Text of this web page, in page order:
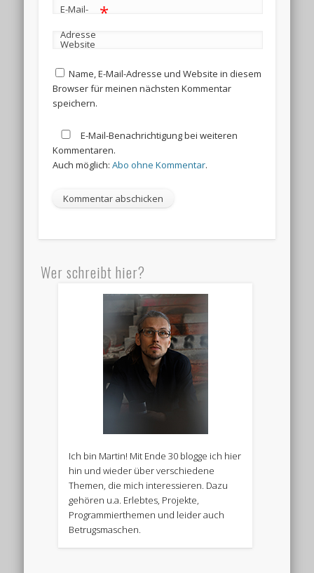
E-Mail-
Adresse
*
Website
Name, E-Mail-Adresse und Website in diesem
Browser für meinen nächsten Kommentar
speichern.
E-Mail-Benachrichtigung bei weiteren
Kommentaren.
Auch möglich: Abo ohne Kommentar.
Wer schreibt hier?
Ich bin Martin! Mit Ende 30 blogge ich hier
hin und wieder über verschiedene
Themen, die mich interessieren. Dazu
gehören u.a. Erlebtes, Projekte,
Programmierthemen und leider auch
Betrugsmaschen.